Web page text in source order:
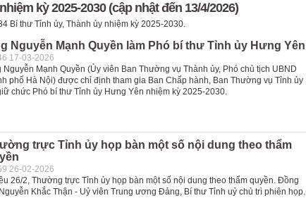
kỳ 2025-2030 (cập nhật đến 13/4/2026)
Bí thư Tỉnh ủy, Thành ủy nhiệm kỳ 2025-2030.
Nguyễn Mạnh Quyền làm Phó bí thư Tỉnh ủy Hưng Yên
17-03-2026
Nguyễn Mạnh Quyền (Ủy viên Ban Thường vụ Thành ủy, Phó chủ tịch UBND
phố Hà Nội) được chỉ định tham gia Ban Chấp hành, Ban Thường vụ Tỉnh ủy
chức Phó bí thư Tỉnh ủy Hưng Yên nhiệm kỳ 2025-2030.
trực Tỉnh ủy họp bàn một số nội dung theo thẩm
26-02-2026
26/2, Thường trực Tỉnh ủy họp bàn một số nội dung theo thẩm quyền. Đồng
Khắc Thận - Uỷ viên Trung ương Đảng, Bí thư Tỉnh uỷ chủ trì phiên họp.